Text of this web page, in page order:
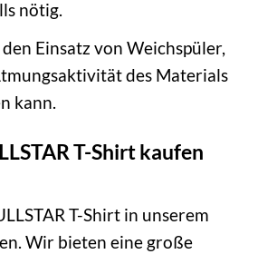
nötig.
Einsatz von Weichspüler,
des Materials
kann.
T-Shirt kaufen
T-Shirt in unserem
Wir bieten eine große